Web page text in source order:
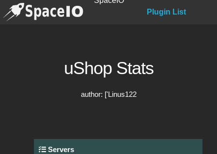
Plugin List
uShop Stats
author: ['Linus122
Servers